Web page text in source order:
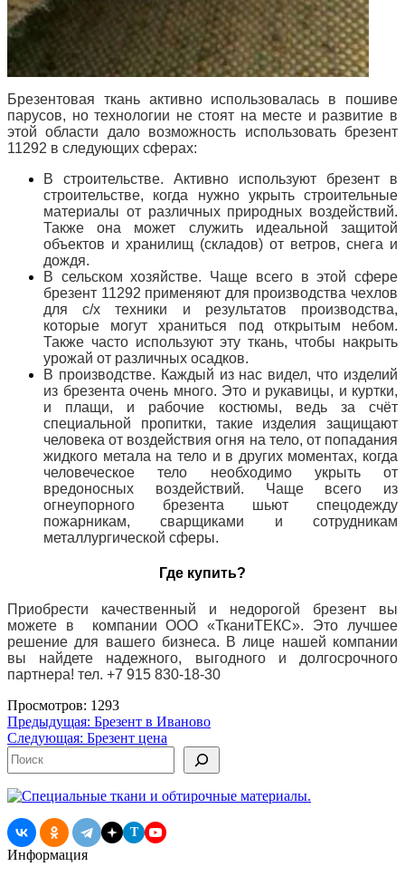
Брезентовая ткань активно использовалась в пошиве
парусов, но технологии не стоят на месте и развитие в
этой области дало возможность использоватьбрезент
11292 в следующих сферах:
В строительстве. Активно используют брезент в
строительстве, когда нужно укрыть строительные
материалы от различных природных воздействий.
Также она может служить идеальной защитой
объектов и хранилищ (складов) от ветров, снега и
дождя.
В сельском хозяйстве. Чаще всего в этой сфере
брезент 11292 применяют для производства чехлов
для с/х техники и результатов производства,
которые могут храниться под открытым небом.
Также часто используют эту ткань, чтобы накрыть
урожай от различных осадков.
В производстве. Каждый из нас видел, что изделий
из брезента очень много. Это и рукавицы, и куртки,
и плащи, и рабочие костюмы, ведь за счёт
специальной пропитки, такие изделия защищают
человека от воздействия огня на тело, от попадания
жидкого метала на тело и в других моментах, когда
человеческое тело необходимо укрыть от
вредоносных воздействий. Чаще всего из
огнеупорного брезента шьют спецодежду
пожарникам, сварщиками и сотрудникам
металлургической сферы.
Где купить?
Приобрести качественный и недорогой брезент вы
можете в компании ООО «ТканиТЕКС». Это лучшее
решение для вашего бизнеса. В лице нашей компании
вы найдете надежного, выгодного и долгосрочного
партнера! тел. +7 915 830-18-30
Просмотров: 1293
Навигация
по
записям
Предыдущая: Брезент в Иваново
Следующая: Брезент цена
Поиск
T
Информация